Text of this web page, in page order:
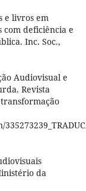
e livros em
com deficiência e
Inc. Soc.,
Audiovisual e
Revista
da